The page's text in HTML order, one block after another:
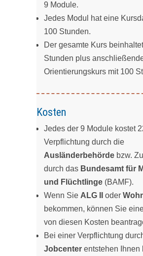
9 Module.
Jedes Modul hat eine
100 Stunden.
Der gesamte Kurs
Stunden plus
Orientierungskurs mit 100
Kosten
Jedes der 9 Module kostet
Verpflichtung durch die
Ausländerbehörde bzw.
durch das Bundesamt für
und Flüchtlinge (BAMF).
Wenn Sie ALG II oder
bekommen, können Sie
von diesen Kosten
Bei einer Verpflichtung
Jobcenter entstehen Ihnen